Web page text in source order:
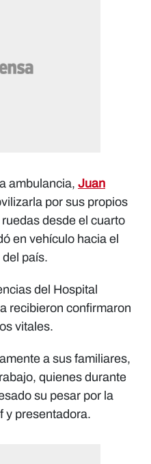
ambulancia, Juan
por sus propios
desde el cuarto
en vehículo hacia el
país.
del Hospital
recibieron confirmaron
vitales.
a sus familiares,
quienes durante
su pesar por la
y presentadora.